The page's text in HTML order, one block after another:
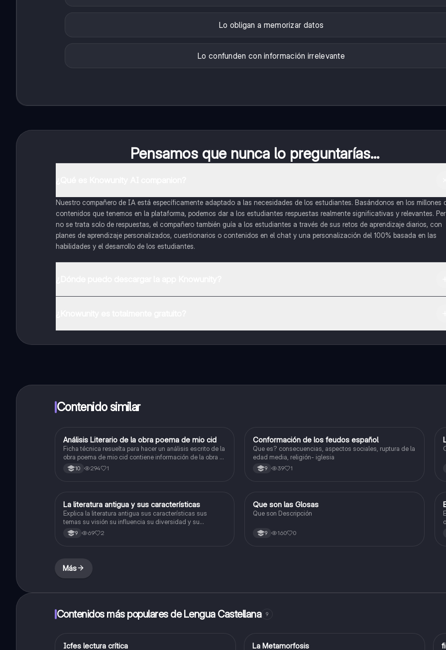
Lo obligan a memorizar datos
Lo confunden con información irrelevante
Pensamos que nunca lo preguntarías...
Nuestro compañero de IA está específicamente adaptado a las necesidades de los estudiantes. Basándonos en los millones
contenidos que tenemos en la plataforma, podemos dar a los estudiantes respuestas realmente significativas y relevantes.
no se trata solo de respuestas, el compañero también guía a los estudiantes a través de sus retos de aprendizaje diarios, con
planes de aprendizaje personalizados, cuestionarios o contenidos en el chat y una personalización del 100% basada en las
habilidades y el desarrollo de los estudiantes.
inmeditamente. Puedes ganar dinero utilizando la aplicación, que te permitirá acceder a determinadas funciones.
Contenido similar
Lengua Castellana
Análisis Literario de la obra poema de mio cid
Ficha técnica resuelta para hacer un análisis escrito de la
obra poema de mio cid contiene información de la obra y
opiniones personales.
10 294 1
Lengua Castellana
Conformación de los feudos español
Que es? consecuencias, aspectos sociales, ruptura de la
edad media, religión- iglesia
9 39 1
Lengua Castellana
La literatura antigua y sus características
Explica la literatura antigua sus características sus
temas su visión su influencia su diversidad y su
transmisión
9 69 2
Lengua Castellana
Que son las Glosas
Que son Descripción
9 160 0
Más
Contenidos más populares de Lengua Castellana 9
Lengua Castellana
Icfes lectura crítica Lengua Castellana
La Metamorfosis